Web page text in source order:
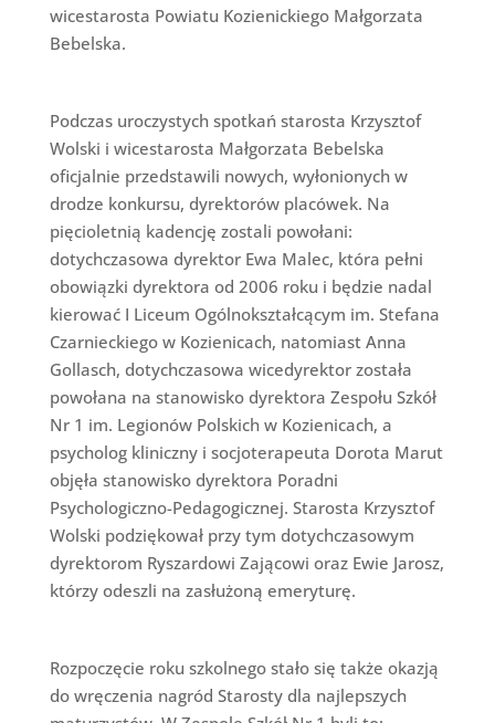
wicestarosta Powiatu Kozienickiego Małgorzata
Bebelska.
Podczas uroczystych spotkań starosta Krzysztof
Wolski i wicestarosta Małgorzata Bebelska
oficjalnie przedstawili nowych, wyłonionych w
drodze konkursu, dyrektorów placówek. Na
pięcioletnią kadencję zostali powołani:
dotychczasowa dyrektor Ewa Malec, która pełni
obowiązki dyrektora od 2006 roku i będzie nadal
kierować I Liceum Ogólnokształcącym im. Stefana
Czarnieckiego w Kozienicach, natomiast Anna
Gollasch, dotychczasowa wicedyrektor została
powołana na stanowisko dyrektora Zespołu Szkół
Nr 1 im. Legionów Polskich w Kozienicach, a
psycholog kliniczny i socjoterapeuta Dorota Marut
objęła stanowisko dyrektora Poradni
Psychologiczno-Pedagogicznej. Starosta Krzysztof
Wolski podziękował przy tym dotychczasowym
dyrektorom Ryszardowi Zającowi oraz Ewie Jarosz,
którzy odeszli na zasłużoną emeryturę.
Rozpoczęcie roku szkolnego stało się także okazją
do wręczenia nagród Starosty dla najlepszych